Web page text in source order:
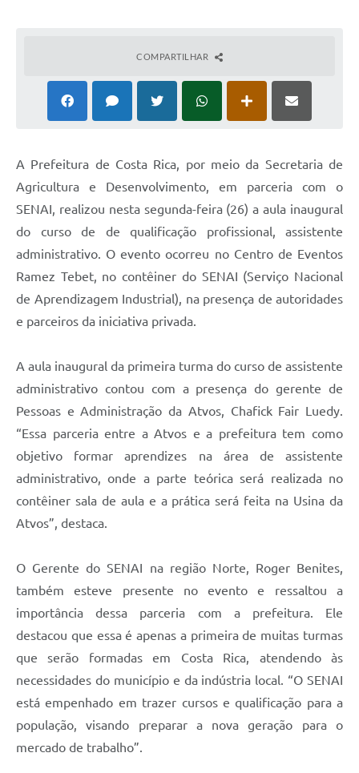
COMPARTILHAR
A Prefeitura de Costa Rica, por meio da Secretaria de
Agricultura e Desenvolvimento, em parceria com o
SENAI, realizou nesta segunda-feira (26) a aula inaugural
do curso de de qualificação profissional, assistente
administrativo. O evento ocorreu no Centro de Eventos
Ramez Tebet, no contêiner do SENAI (Serviço Nacional
de Aprendizagem Industrial), na presença de autoridades
e parceiros da iniciativa privada.
A aula inaugural da primeira turma do curso de assistente
administrativo contou com a presença do gerente de
Pessoas e Administração da Atvos, Chafick Fair Luedy.
“Essa parceria entre a Atvos e a prefeitura tem como
objetivo formar aprendizes na área de assistente
administrativo, onde a parte teórica será realizada no
contêiner sala de aula e a prática será feita na Usina da
Atvos”, destaca.
O Gerente do SENAI na região Norte, Roger Benites,
também esteve presente no evento e ressaltou a
importância dessa parceria com a prefeitura. Ele
destacou que essa é apenas a primeira de muitas turmas
que serão formadas em Costa Rica, atendendo às
necessidades do município e da indústria local. “O SENAI
está empenhado em trazer cursos e qualificação para a
população, visando preparar a nova geração para o
mercado de trabalho”.